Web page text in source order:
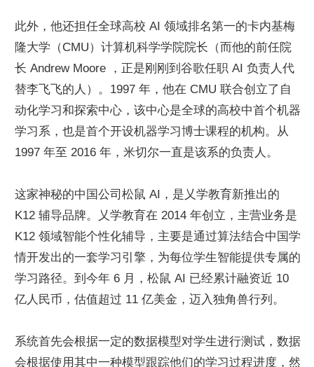
此外，他还担任全球高校 AI 领域排名第一的卡内基梅
隆大学（CMU）计算机科学学院院长（而他的前任院
长 Andrew Moore ，正是刚刚到谷歌任职 AI 负责人代
替李飞飞的人）。1997 年，他在 CMU 联合创立了自
动化学习和探索中心，该中心是全球的高校中首个机器
学习系，也是首个开设机器学习博士课程的机构。从
1997 年至 2016 年，米切尔一直是该系的负责人。
这家神秘的中国公司松鼠 AI，是乂学教育新推出的
K12 辅导品牌。乂学教育在 2014 年创立，主营业务是
K12 领域智能个性化辅导，主要是通过算法结合中国学
情开发出的一套学习引擎，为每位学生智能提供专属的
学习路径。到今年 6 月，松鼠 AI 已经累计融资近 10
亿人民币，估值超过 11 亿美金，迈入独角兽行列。
系统首先会根据一定的数据模型对学生进行测试，数据
会根据使用其中一种模型跟踪他们的学习过程进度，然